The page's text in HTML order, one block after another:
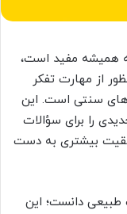
همیشه مفید است،
از مهارت تفکر
سنتی است. این
را برای سؤالات
بیشتری به دست
طبیعی دانست؛ این